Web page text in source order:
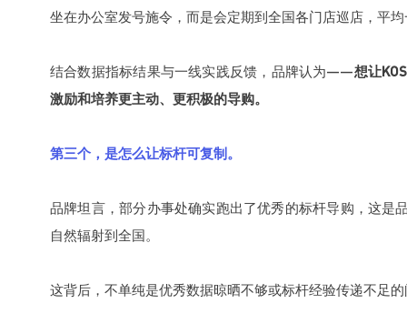
坐在办公室发号施令，而是会定期到全国各门店巡店，平
结合数据指标结果与一线实践反馈，品牌认为——想让
激励和培养更主动、更积极的导购。
第三个，是怎么让标杆可复制。
品牌坦言，部分办事处确实跑出了优秀的标杆导购，这是
自然辐射到全国。
这背后，不单纯是优秀数据晾晒不够或标杆经验传递不足